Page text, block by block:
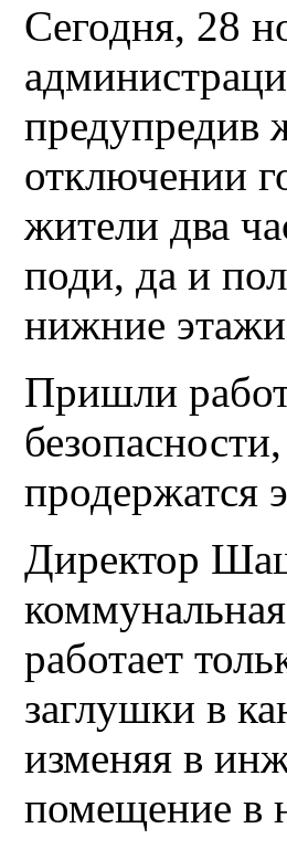
Сегодня, 28
предупредив
отключении
жители два
поди, да и
нижние
Пришли
продержатся
Директор
работает
заглушки в
изменяя в
помещение в